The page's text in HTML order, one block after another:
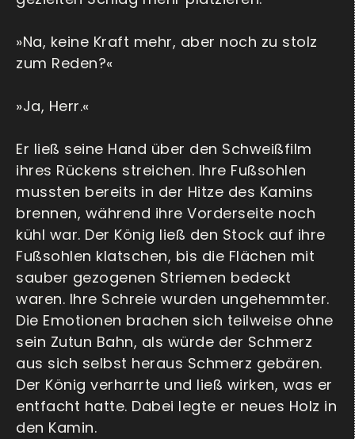
»Na, keine Kraft mehr, aber noch zu stolz
zum Reden?«
»Ja, Herr.«
Er ließ seine Hand über den Schweißfilm
ihres Rückens streichen. Ihre Fußsohlen
mussten bereits in der Hitze des Kamins
brennen, während ihre Vorderseite noch
kühl war. Der König ließ den Stock auf ihre
Fußsohlen klatschen, bis die Flächen mit
sauber gezogenen Striemen bedeckt
waren. Ihre Schreie wurden ungehemmter.
Die Emotionen brachen sich teilweise ohne
sein Zutun Bahn, als würde der Schmerz
aus sich selbst heraus Schmerz gebären.
Der König verharrte und ließ wirken, was er
entfacht hatte. Dabei legte er neues Holz in
den Kamin.